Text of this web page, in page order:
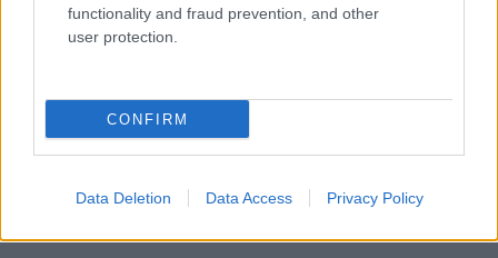
functionality and fraud prevention, and other
user protection.
CONFIRM
Data Deletion Data Access Privacy Policy
Nógrád tűzoltója 2017